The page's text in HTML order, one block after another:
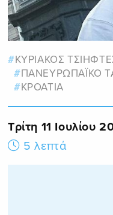
ΚΥΡΙΑΚΟΣ
ΠΑΝΕΥΡΩΠΑΪΚΟ
ΚΡΟΑΤΙΑ
Τρίτη 11 Ιουλίου
5 λεπτά